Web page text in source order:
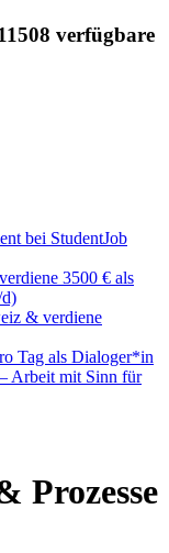
verfügbare
bei StudentJob
3500 € als
& verdiene
Tag als Dialoger*in
Arbeit mit Sinn für
Prozesse